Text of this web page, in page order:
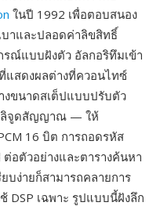
ในปี 1992 เพื่อตอบสนอง
าและปลอดค่าลิขสิทธิ์
ณ์แบบฝังตัว อัลกอริทึมเข้า
แสดงผลต่างที่ควอนไทซ์
งขนาดสเต็ปแบบปรับตัว
ลิจูดสัญญาณ — ให้
16 บิต การถอดรหัส
ต่อตัวอย่างและตารางค้นหา
บง่ายก็สามารถคลายการ
DSP เฉพาะ รูปแบบนี้ฝังลึก